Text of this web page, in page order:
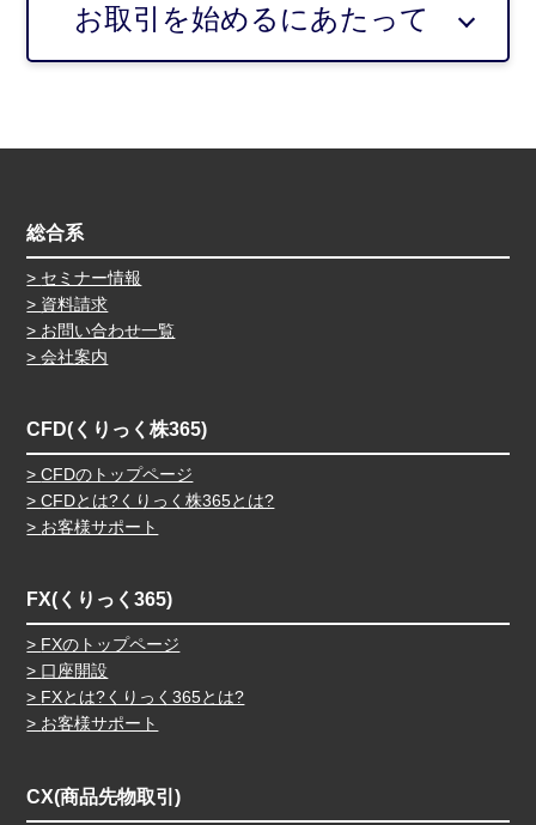
お取引を始めるにあたって
総合系
セミナー情報
資料請求
お問い合わせ一覧
会社案内
CFD(くりっく株365)
CFDのトップページ
CFDとは?くりっく株365とは?
お客様サポート
FX(くりっく365)
FXのトップページ
口座開設
FXとは?くりっく365とは?
お客様サポート
CX(商品先物取引)